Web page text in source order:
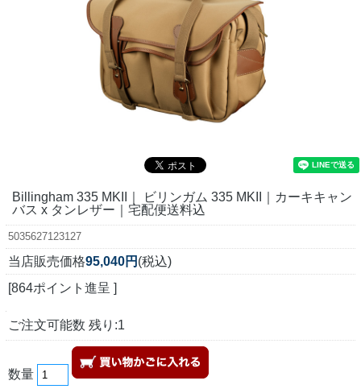
Billingham 335 MKII｜ ビリンガム 335 MKII｜カーキキャン
バス x タンレザー｜宅配便送料込
5035627123127
当店販売価格95,040円 (税込)
[864ポイント進呈 ]
ご注文可能数 残り:1
数量